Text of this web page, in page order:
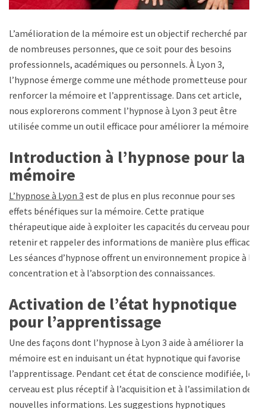
L’amélioration de la mémoire est un objectif recherché par
de nombreuses personnes, que ce soit pour des besoins
professionnels, académiques ou personnels. À Lyon 3,
l’hypnose émerge comme une méthode prometteuse pour
renforcer la mémoire et l’apprentissage. Dans cet article,
nous explorerons comment l’hypnose à Lyon 3 peut être
utilisée comme un outil efficace pour améliorer la mémoire.
Introduction à l’hypnose pour la
mémoire
L’hypnose à Lyon 3 est de plus en plus reconnue pour ses
effets bénéfiques sur la mémoire. Cette pratique
thérapeutique aide à exploiter les capacités du cerveau pour
retenir et rappeler des informations de manière plus efficace.
Les séances d’hypnose offrent un environnement propice à la
concentration et à l’absorption des connaissances.
Activation de l’état hypnotique
pour l’apprentissage
Une des façons dont l’hypnose à Lyon 3 aide à améliorer la
mémoire est en induisant un état hypnotique qui favorise
l’apprentissage. Pendant cet état de conscience modifiée, le
cerveau est plus réceptif à l’acquisition et à l’assimilation de
nouvelles informations. Les suggestions hypnotiques